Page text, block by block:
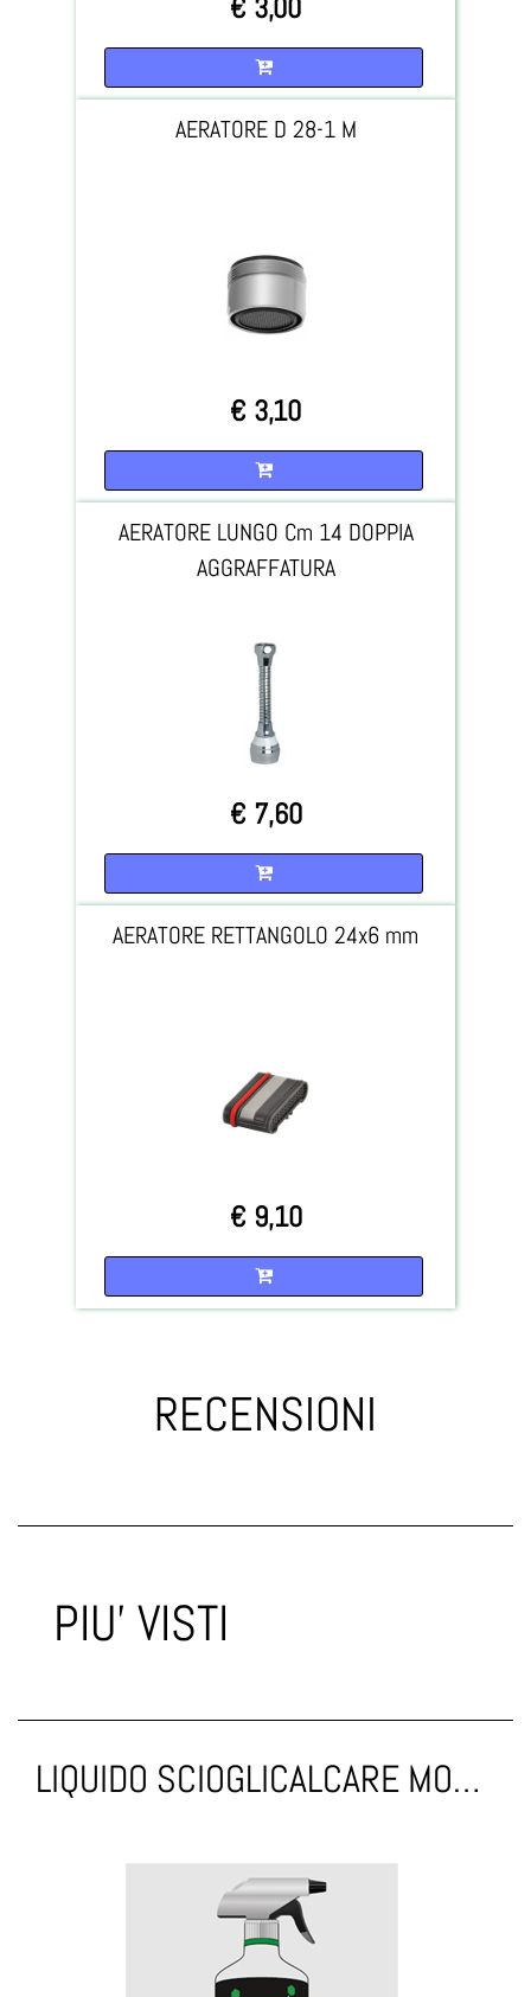
€ 3,00
AERATORE D 28-1 M
€ 3,10
AERATORE LUNGO Cm 14 DOPPIA
AGGRAFFATURA
€ 7,60
AERATORE RETTANGOLO 24x6 mm
€ 9,10
RECENSIONI
PIU' VISTI
LIQUIDO SCIOGLICALCARE MONOCOMANDI NOCAL